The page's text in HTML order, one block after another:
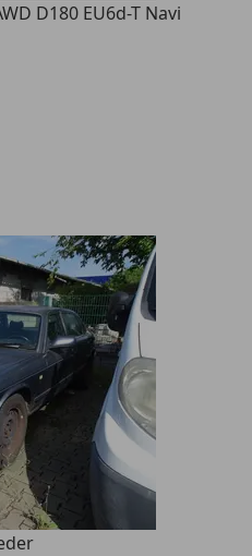
D180 EU6d-T Navi